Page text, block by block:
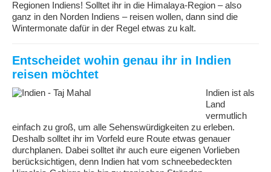
Regionen Indiens! Solltet ihr in die Himalaya-Region – also
ganz in den Norden Indiens – reisen wollen, dann sind die
Wintermonate dafür in der Regel etwas zu kalt.
Entscheidet wohin genau ihr in Indien
reisen möchtet
Indien ist als
Land
vermutlich
einfach zu groß, um alle Sehenswürdigkeiten zu erleben.
Deshalb solltet ihr im Vorfeld eure Route etwas genauer
durchplanen. Dabei solltet ihr auch eure eigenen Vorlieben
berücksichtigen, denn Indien hat vom schneebedeckten